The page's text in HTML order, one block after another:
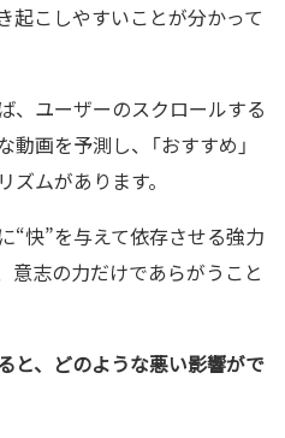
起こしやすいことが分かって
、ユーザーのスクロールする
画を予測し、「おすすめ」
ムがあります。
“快”を与えて依存させる強力
意志の力だけであらがうこと
と、どのような悪い影響がで